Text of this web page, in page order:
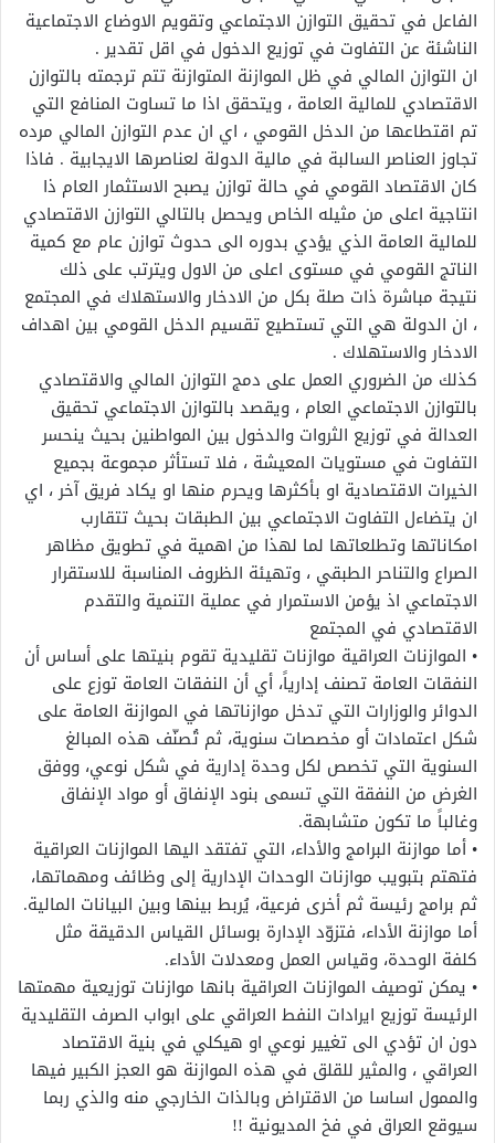
الفاعل في تحقيق التوازن الاجتماعي وتقويم الاوضاع الاجتماعية
الناشئة عن التفاوت في توزيع الدخول في اقل تقدير .
ان التوازن المالي في ظل الموازنة المتوازنة تتم ترجمته بالتوازن
الاقتصادي للمالية العامة ، ويتحقق اذا ما تساوت المنافع التي
تم اقتطاعها من الدخل القومي ، اي ان عدم التوازن المالي مرده
تجاوز العناصر السالبة في مالية الدولة لعناصرها الايجابية . فاذا
كان الاقتصاد القومي في حالة توازن يصبح الاستثمار العام ذا
انتاجية اعلى من مثيله الخاص ويحصل بالتالي التوازن الاقتصادي
للمالية العامة الذي يؤدي بدوره الى حدوث توازن عام مع كمية
الناتج القومي في مستوى اعلى من الاول ويترتب على ذلك
نتيجة مباشرة ذات صلة بكل من الادخار والاستهلاك في المجتمع
، ان الدولة هي التي تستطيع تقسيم الدخل القومي بين اهداف
الادخار والاستهلاك .
كذلك من الضروري العمل على دمج التوازن المالي والاقتصادي
بالتوازن الاجتماعي العام ، ويقصد بالتوازن الاجتماعي تحقيق
العدالة في توزيع الثروات والدخول بين المواطنين بحيث ينحسر
التفاوت في مستويات المعيشة ، فلا تستأثر مجموعة بجميع
الخيرات الاقتصادية او بأكثرها ويحرم منها او يكاد فريق آخر ، اي
ان يتضاءل التفاوت الاجتماعي بين الطبقات بحيث تتقارب
امكاناتها وتطلعاتها لما لهذا من اهمية في تطويق مظاهر
الصراع والتناحر الطبقي ، وتهيئة الظروف المناسبة للاستقرار
الاجتماعي اذ يؤمن الاستمرار في عملية التنمية والتقدم
الاقتصادي في المجتمع
• الموازنات العراقية موازنات تقليدية تقوم بنيتها على أساس أن
النفقات العامة تصنف إدارياً، أي أن النفقات العامة توزع على
الدوائر والوزارات التي تدخل موازناتها في الموازنة العامة على
شكل اعتمادات أو مخصصات سنوية، ثم تُصنّف هذه المبالغ
السنوية التي تخصص لكل وحدة إدارية في شكل نوعي، ووفق
الغرض من النفقة التي تسمى بنود الإنفاق أو مواد الإنفاق
وغالباً ما تكون متشابهة.
• أما موازنة البرامج والأداء، التي تفتقد اليها الموازنات العراقية
فتهتم بتبويب موازنات الوحدات الإدارية إلى وظائف ومهماتها،
ثم برامج رئيسة ثم أخرى فرعية، يُربط بينها وبين البيانات المالية.
أما موازنة الأداء، فتزوّد الإدارة بوسائل القياس الدقيقة مثل
كلفة الوحدة، وقياس العمل ومعدلات الأداء.
• يمكن توصيف الموازنات العراقية بانها موازنات توزيعية مهمتها
الرئيسة توزيع ايرادات النفط العراقي على ابواب الصرف التقليدية
دون ان تؤدي الى تغيير نوعي او هيكلي في بنية الاقتصاد
العراقي ، والمثير للقلق في هذه الموازنة هو العجز الكبير فيها
والممول اساسا من الاقتراض وبالذات الخارجي منه والذي ربما
سيوقع العراق في فخ المديونية !!